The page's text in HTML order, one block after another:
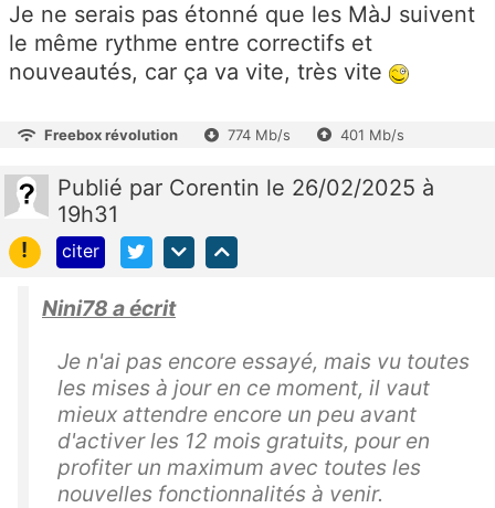
Je ne serais pas étonné que les MàJ suivent
le même rythme entre correctifs et
nouveautés, car ça va vite, très vite
Freebox révolution 774 Mb/s 401 Mb/s
Publié par Corentin le 26/02/2025 à
19h31
!
citer
Nini78 a écrit
Je n'ai pas encore essayé, mais vu toutes
les mises à jour en ce moment, il vaut
mieux attendre encore un peu avant
d'activer les 12 mois gratuits, pour en
profiter un maximum avec toutes les
nouvelles fonctionnalités à venir.